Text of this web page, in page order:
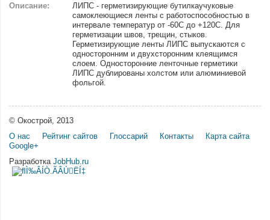
Описание:
ЛИПС - герметизирующие бутилкаучуковые
самоклеющиеся ленты с работоспособностью в
интервале температур от -60С до +120С. Для
герметизации швов, трещин, стыков.
Герметизирующие ленты ЛИПС выпускаются с
односторонним и двухсторонним клеящимся
слоем. Односторонние ленточные герметики
ЛИПС дублированы холстом или алюминиевой
фольгой.
© Окострой, 2013
О нас
Рейтинг сайтов Глоссарий Контакты
Карта сайта
Google+
Разработка JobHub.ru